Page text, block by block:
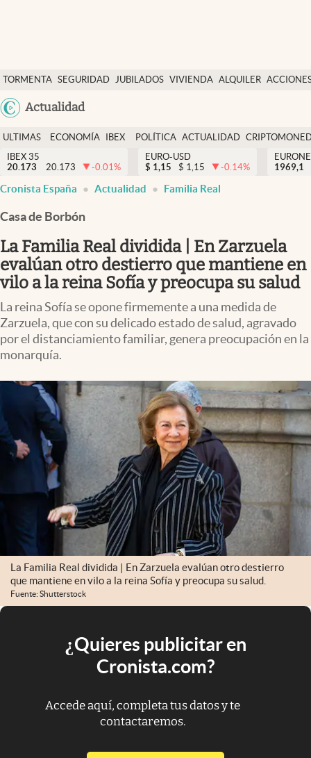
TORMENTA SEGURIDAD JUBILADOS VIVIENDA ALQUILER
USA
Actualidad
Economía y finanzas
Política
Actualidad
Criptomonedas
España
ULTIMAS
NOTICIAS
ECONOMÍA
FINANZAS
IBEX
EURO
POLÍTICA ACTUALIDAD
IBEX 35
20.173
20.173 -0.01%
EURO-USD
$ 1,15 $ 1,15 -0.14%
1969,1
Cronista España Actualidad Familia Real
Casa de Borbón
La Familia Real dividida | En Zarzuela
evalúan otro destierro que mantiene en
vilo a la reina Sofía y preocupa su salud
La reina Sofía se opone firmemente a una medida de
Zarzuela, que con su delicado estado de salud, agravado
por el distanciamiento familiar, genera preocupación en la
monarquía.
La Familia Real dividida | En Zarzuela evalúan otro destierro
que mantiene en vilo a la reina Sofía y preocupa su salud.
Fuente: Shutterstock
¿Quieres publicitar en
Cronista.com?
Accede aquí, completa tus datos y te
contactaremos.